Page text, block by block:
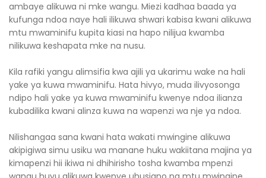
ambaye alikuwa ni mke wangu. Miezi kadhaa baada ya
kufunga ndoa naye hali ilikuwa shwari kabisa kwani alikuwa
mtu mwaminifu kupita kiasi na hapo nilijua kwamba
nilikuwa keshapata mke na nusu.
Kila rafiki yangu alimsifia kwa ajili ya ukarimu wake na hali
yake ya kuwa mwaminifu. Hata hivyo, muda ilivyosonga
ndipo hali yake ya kuwa mwaminifu kwenye ndoa ilianza
kubadilika kwani alinza kuwa na wapenzi wa nje ya ndoa.
Nilishangaa sana kwani hata wakati mwingine alikuwa
akipigiwa simu usiku wa manane huku wakiitana majina ya
kimapenzi hii ikiwa ni dhihirisho tosha kwamba mpenzi